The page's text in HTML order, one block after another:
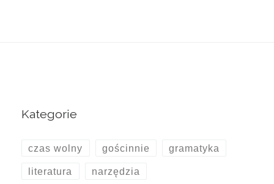
Kategorie
czas wolny gościnnie gramatyka
literatura narzędzia